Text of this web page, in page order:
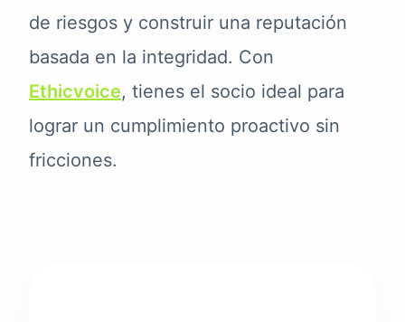
de riesgos y construir una reputación
basada en la integridad. Con
Ethicvoice, tienes el socio ideal para
lograr un cumplimiento proactivo sin
fricciones.